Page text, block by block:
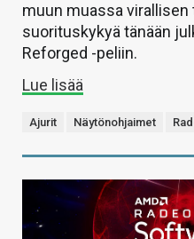
muun muassa virallisen
suorituskykyä tänään
Reforged -peliin.
Lue lisää
Ajurit Näytönohjaimet